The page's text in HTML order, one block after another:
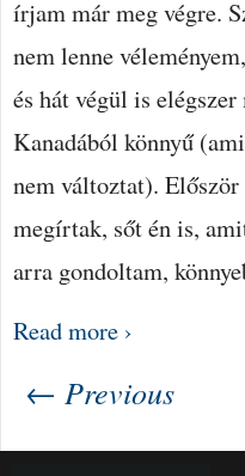
írjam már meg végre.
nem lenne
és hát végül is
Kanadából könnyű
nem változtat).
megírtak, sőt én is,
arra gondoltam,
Read more ›
← Previous